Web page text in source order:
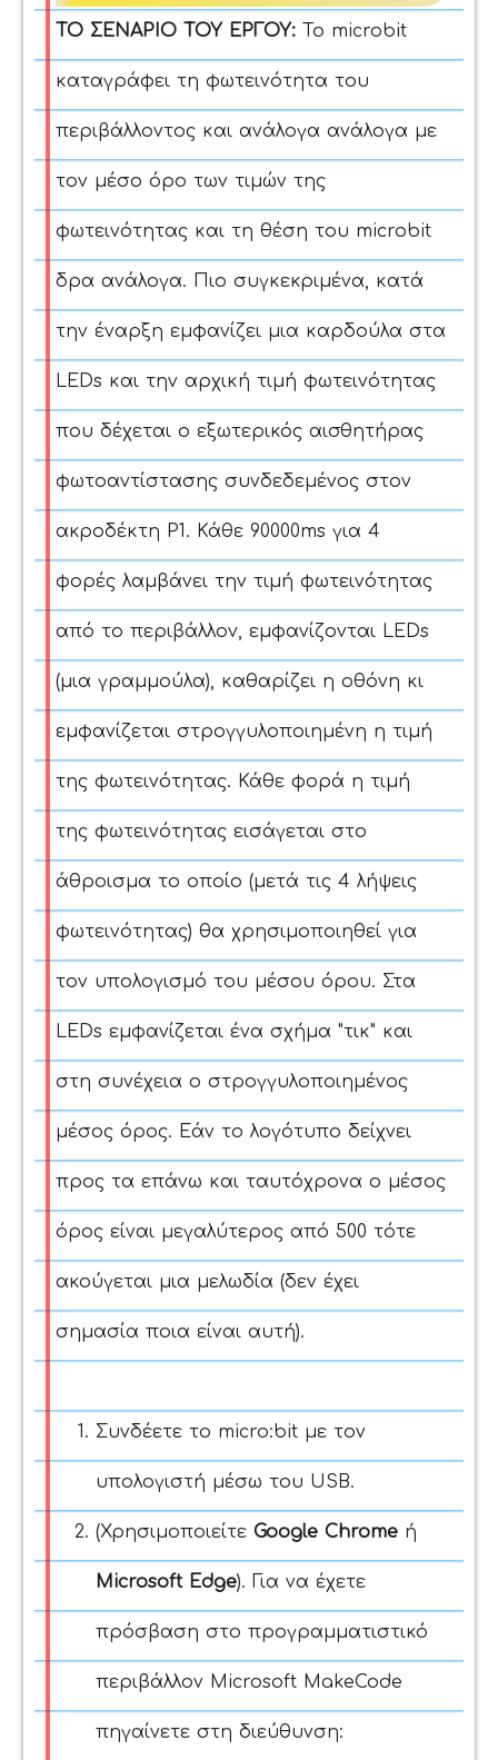
ΤΟ ΣΕΝΑΡΙΟ ΤΟΥ ΕΡΓΟΥ: Το microbit
καταγράφει τη φωτεινότητα του
περιβάλλοντος και ανάλογα ανάλογα με
τον μέσο όρο των τιμών της
φωτεινότητας και τη θέση του microbit
δρα ανάλογα. Πιο συγκεκριμένα, κατά
την έναρξη εμφανίζει μια καρδούλα στα
LEDs και την αρχική τιμή φωτεινότητας
που δέχεται ο εξωτερικός αισθητήρας
φωτοαντίστασης συνδεδεμένος στον
ακροδέκτη P1. Κάθε 90000ms για 4
φορές λαμβάνει την τιμή φωτεινότητας
από το περιβάλλον, εμφανίζονται LEDs
(μια γραμμούλα), καθαρίζει η οθόνη κι
εμφανίζεται στρογγυλοποιημένη η τιμή
της φωτεινότητας. Κάθε φορά η τιμή
της φωτεινότητας εισάγεται στο
άθροισμα το οποίο (μετά τις 4 λήψεις
φωτεινότητας) θα χρησιμοποιηθεί για
τον υπολογισμό του μέσου όρου. Στα
LEDs εμφανίζεται ένα σχήμα "τικ" και
στη συνέχεια ο στρογγυλοποιημένος
μέσος όρος. Εάν το λογότυπο δείχνει
προς τα επάνω και ταυτόχρονα ο μέσος
όρος είναι μεγαλύτερος από 500 τότε
ακούγεται μια μελωδία (δεν έχει
σημασία ποια είναι αυτή).
Συνδέετε το micro:bit με τον
υπολογιστή μέσω του USB.
(Χρησιμοποιείτε Google Chrome ή
Microsoft Edge). Για να έχετε
πρόσβαση στο προγραμματιστικό
περιβάλλον Microsoft MakeCode
πηγαίνετε στη διεύθυνση: